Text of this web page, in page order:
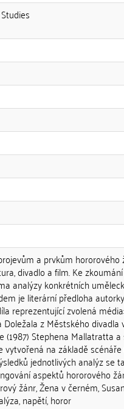
a prvkům
divadlo a film. Ke
analýzy konkrétních
je literární předloha
reprezentující zvolená
z Městského divadla
Stephena Mallatratta
na základě scénáře
jednotlivých analýz se
aspektů hororového
žánr, Žena v černém,
napětí, horor